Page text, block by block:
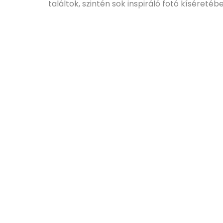
találtok, szintén sok inspiráló fotó